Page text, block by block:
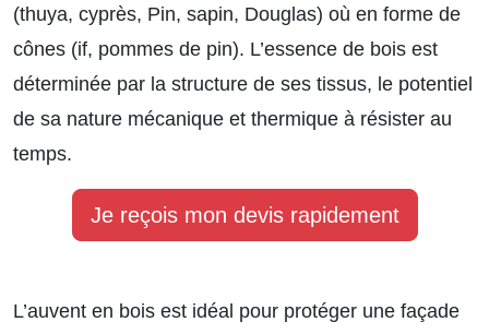
(thuya, cyprès, Pin, sapin, Douglas) où en forme de
cônes (if, pommes de pin). L’essence de bois est
déterminée par la structure de ses tissus, le potentiel
de sa nature mécanique et thermique à résister au
temps.
Je reçois mon devis rapidement
L’auvent en bois est idéal pour protéger une façade